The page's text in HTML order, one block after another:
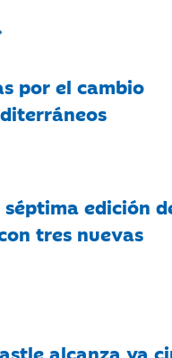
por el cambio
edición
tres nuevas